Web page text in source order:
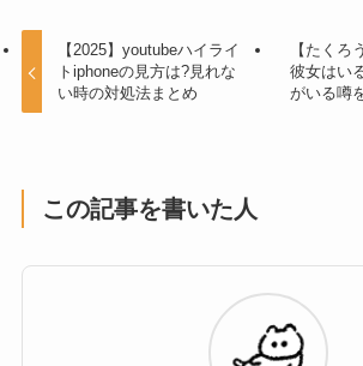
【2025】youtubeハイライ
トiphoneの見方は?見れな
い時の対処法まとめ
【たくろ
彼女はい
がいる噂
この記事を書いた人